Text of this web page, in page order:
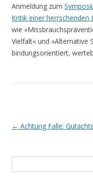
Anmeldung zum
Kritik einer herrschenden
wie
Vielfalt« und »Alternative
bindungsorientiert,
Beitrags-
← Achtung Falle:
nach: